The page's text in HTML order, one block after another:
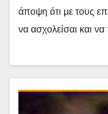
άποψη ότι με τους
να ασχολείσαι και